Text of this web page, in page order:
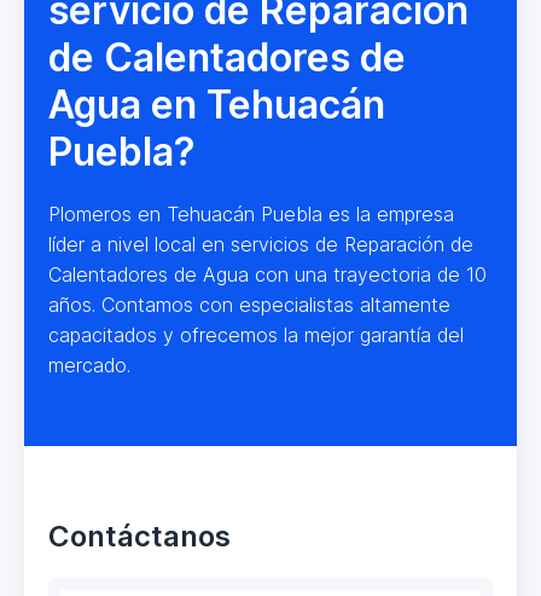
servicio de Reparación
de Calentadores de
Agua en Tehuacán
Puebla?
Plomeros en Tehuacán Puebla es la empresa
líder a nivel local en servicios de Reparación de
Calentadores de Agua con una trayectoria de 10
años. Contamos con especialistas altamente
capacitados y ofrecemos la mejor garantía del
mercado.
Contáctanos